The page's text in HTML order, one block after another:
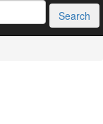
Search